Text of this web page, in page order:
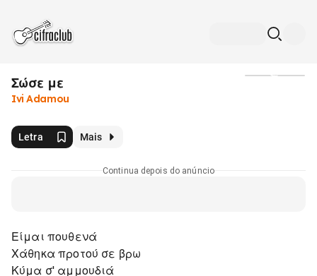
Σώσε με
Ivi Adamou
Letra Mais
Continua depois do anúncio
Είμαι πουθενά
Χάθηκα προτού σε βρω
Κύμα σ' αμμουδιά